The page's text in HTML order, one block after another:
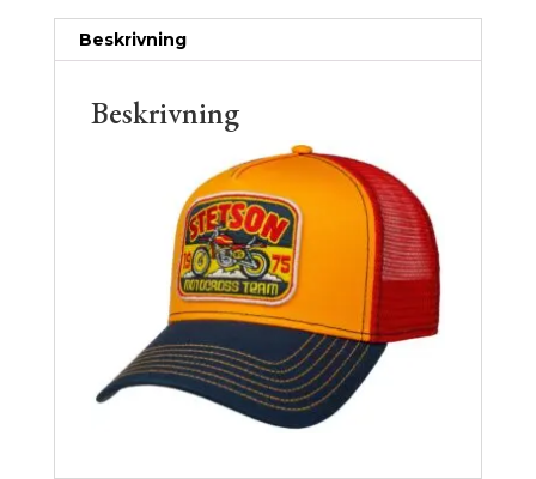
Beskrivning
Beskrivning